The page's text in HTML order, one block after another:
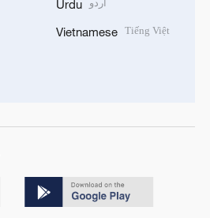
Urdu
Vietnamese Tiếng Việt